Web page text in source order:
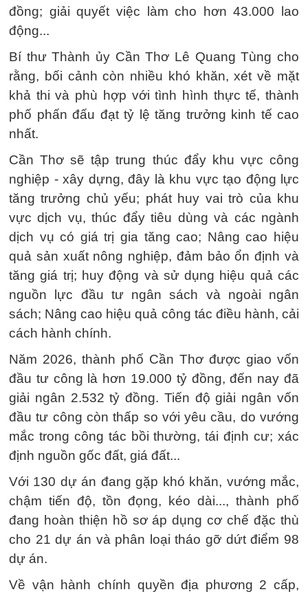
đồng; giải quyết việc làm cho hơn 43.000 lao
động...
Bí thư Thành ủy Cần Thơ Lê Quang Tùng cho
rằng, bối cảnh còn nhiều khó khăn, xét về mặt
khả thi và phù hợp với tình hình thực tế, thành
phố phấn đấu đạt tỷ lệ tăng trưởng kinh tế cao
nhất.
Cần Thơ sẽ tập trung thúc đẩy khu vực công
nghiệp - xây dựng, đây là khu vực tạo động lực
tăng trưởng chủ yếu; phát huy vai trò của khu
vực dịch vụ, thúc đẩy tiêu dùng và các ngành
dịch vụ có giá trị gia tăng cao; Nâng cao hiệu
quả sản xuất nông nghiệp, đảm bảo ổn định và
tăng giá trị; huy động và sử dụng hiệu quả các
nguồn lực đầu tư ngân sách và ngoài ngân
sách; Nâng cao hiệu quả công tác điều hành, cải
cách hành chính.
Năm 2026, thành phố Cần Thơ được giao vốn
đầu tư công là hơn 19.000 tỷ đồng, đến nay đã
giải ngân 2.532 tỷ đồng. Tiến độ giải ngân vốn
đầu tư công còn thấp so với yêu cầu, do vướng
mắc trong công tác bồi thường, tái định cư; xác
định nguồn gốc đất, giá đất...
Với 130 dự án đang gặp khó khăn, vướng mắc,
chậm tiến độ, tồn đọng, kéo dài..., thành phố
đang hoàn thiện hồ sơ áp dụng cơ chế đặc thù
cho 21 dự án và phân loại tháo gỡ dứt điểm 98
dự án.
Về vận hành chính quyền địa phương 2 cấp,